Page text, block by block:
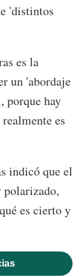
'distintos
es la
un 'abordaje
porque hay
es
indicó que el
polarizado,
es cierto y